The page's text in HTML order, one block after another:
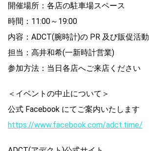
開催場所：各店の駐車場スペース
時間：11:00～19:00
内容：ADCT(腕時計)の PR 及び販促活動
担当：高井和希(一新時計営業)
参加方法：当日各店へご来店ください
＜イベントの中止について＞
公式 Facebook にてご案内いたします
https://www.facebook.com/adct.time/